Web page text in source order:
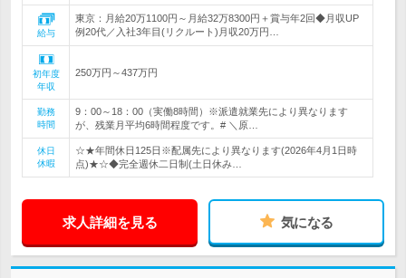
給与
東京：月給20万1100円～月給32万8300円＋賞与年2回◆月収UP
例20代／入社3年目(リクルート)月収20万円…
初年度
年収
250万円～437万円
勤務
時間
9：00～18：00（実働8時間）※派遣就業先により異なります
が、残業月平均6時間程度です。# ＼原…
休日
休暇
☆★年間休日125日※配属先により異なります(2026年4月1日時
点)★☆◆完全週休二日制(土日休み…
求人詳細を見る 気になる